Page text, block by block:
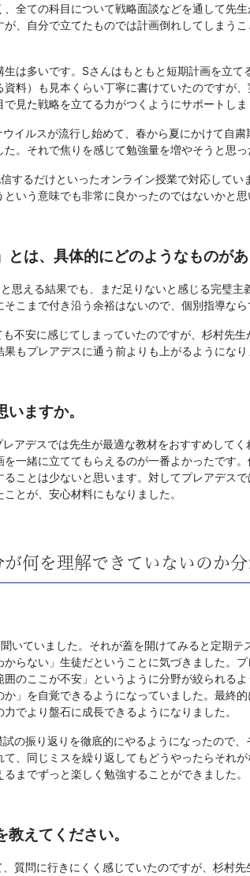
全ての科目について戦略面談などを通して先
、自分で立てたものでは計画倒れしてしまう
生は多いです。Sさんはもともと短期計画を立
料）も見本くらい丁寧に書けていたのですが
見た戦略を立てる力がつくようにサポートしま
イルスが流行し始めて、春から夏にかけて自
。それで焦りを感じて勉強量を増やそうと思っ
するだけといったオンライン授業で対応して
いう意味でも非常に良かったのではないかと思
は、具体的にどのようなものがあ
思える結果でも、まだ足りないと感じる完璧
こまで付き沿う余裕はないので、個別指導なら
不安に感じてしまっていたのですが、杉村先
もプレアデスに通う前よりも上がるようになり
ますか。
アデスでは先生が最適な教材をおすすめして
一緒に立ててもらえるのが一番よかったです
ことは少ないと思います。対してプレアデス
とが、安心材料にもなりました。
何を理解できていないのか
いていました。それが蓋を開けてみると定期
らない」生徒だということに気づきました。
のここが不安」というように分野が絞られる
」を自覚できるようになっていました。最終
でより盤石に成長できるようになりました。
の振り返りを徹底的にやるようになったので
、同じミスを繰り返してもどうやったらそれ
までずっと楽しく勉強することができました。
えてください。
質問に行きにくく感じていたのですが、杉村